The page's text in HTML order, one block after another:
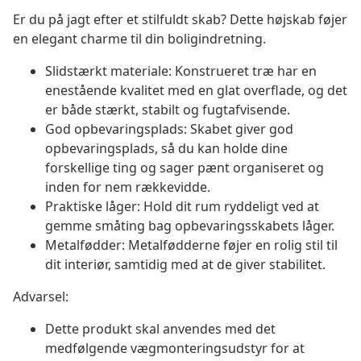
Er du på jagt efter et stilfuldt skab? Dette højskab føjer
en elegant charme til din boligindretning.
Slidstærkt materiale: Konstrueret træ har en
enestående kvalitet med en glat overflade, og det
er både stærkt, stabilt og fugtafvisende.
God opbevaringsplads: Skabet giver god
opbevaringsplads, så du kan holde dine
forskellige ting og sager pænt organiseret og
inden for nem rækkevidde.
Praktiske låger: Hold dit rum ryddeligt ved at
gemme småting bag opbevaringsskabets låger.
Metalfødder: Metalfødderne føjer en rolig stil til
dit interiør, samtidig med at de giver stabilitet.
Advarsel:
Dette produkt skal anvendes med det
medfølgende vægmonteringsudstyr for at